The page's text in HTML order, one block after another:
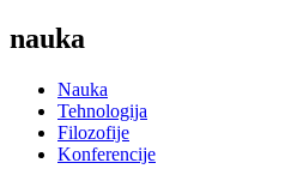
nauka
Nauka
Tehnologija
Filozofije
Konferencije